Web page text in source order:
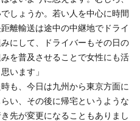
しょうか。若い人を中心に時間
離輸送は途中の中継地でドライ
にして、ドライバーもその日の
を普及させることで女性にも活
います」
も、今日は九州から東京方面に
い、その後に帰宅というような
先が変更になることもありまし